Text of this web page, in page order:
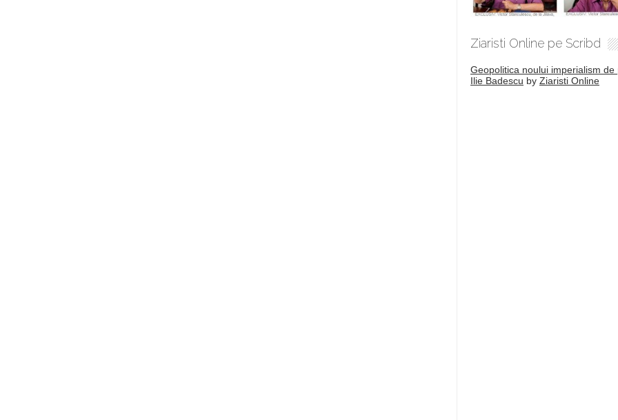
Ziaristi Online pe Scribd
Geopolitica noului imperialism de
Ilie Badescu by Ziaristi Online